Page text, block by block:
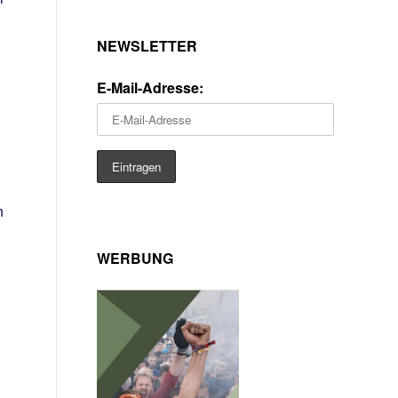
NEWSLETTER
E-Mail-Adresse:
WERBUNG